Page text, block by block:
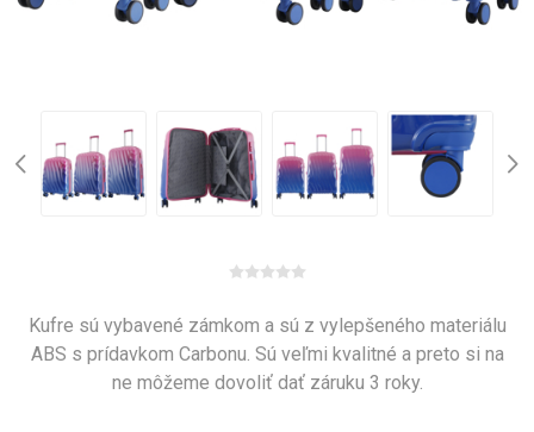
Kufre sú vybavené zámkom a sú z vylepšeného materiálu
ABS s prídavkom Carbonu. Sú veľmi kvalitné a preto si na
ne môžeme dovoliť dať záruku 3 roky.